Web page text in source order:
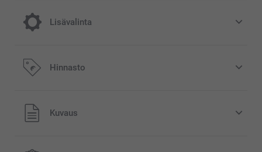
Lisävalinta
Nauti joulusta ihanalla joulumukilla!
Hinnasto
Kaikki hinnat ovat euroina, sisältävät arvonlisäveron ja
eivät sisällä postikuluja.
Kuvaus